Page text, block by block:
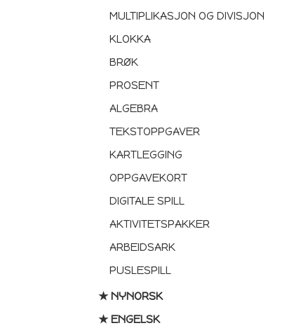
MULTIPLIKASJON OG DIVISJON
KLOKKA
BRØK
PROSENT
ALGEBRA
TEKSTOPPGAVER
KARTLEGGING
OPPGAVEKORT
DIGITALE SPILL
AKTIVITETSPAKKER
ARBEIDSARK
PUSLESPILL
★ NYNORSK
★ ENGELSK